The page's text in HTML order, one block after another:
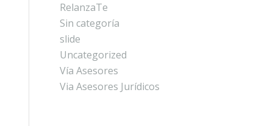
RelanzaTe
Sin categoría
slide
Uncategorized
Vía Asesores
Via Asesores Jurídicos